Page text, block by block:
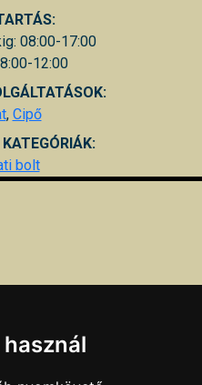
08:00-17:00
12:00
, Cipő
bolt